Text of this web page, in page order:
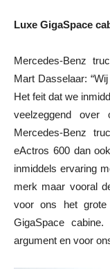
Luxe GigaSpace
Mercedes-Benz
Mart Dasselaar:
Het feit dat we
veelzeggend
Mercedes-Benz
eActros 600 dan
inmiddels ervaring
merk maar vooral
voor ons het
GigaSpace
argument en voor